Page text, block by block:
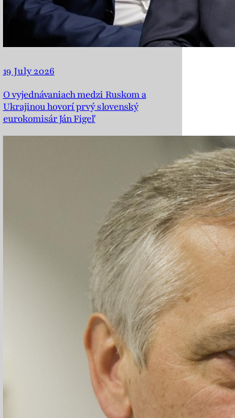
19 July 2026
O vyjednávaniach medzi Ruskom a
Ukrajinou hovorí prvý slovenský
eurokomisár Ján Figeľ